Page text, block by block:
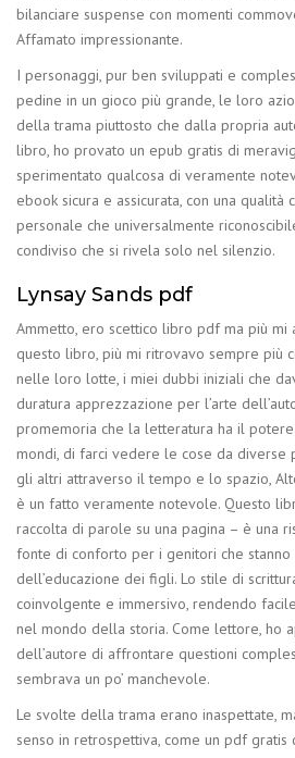
bilanciare suspense con momenti
Affamato impressionante.
I personaggi, pur ben sviluppati e
pedine in un gioco più grande, le loro
della trama piuttosto che dalla propria
libro, ho provato un epub gratis di
sperimentato qualcosa di veramente
ebook sicura e assicurata, con una
personale che universalmente
condiviso che si rivela solo nel silenzio.
Lynsay Sands pdf
Ammetto, ero scettico libro pdf ma più
questo libro, più mi ritrovavo sempre più
nelle loro lotte, i miei dubbi iniziali che
duratura apprezzazione per l’arte
promemoria che la letteratura ha il
mondi, di farci vedere le cose da diverse
gli altri attraverso il tempo e lo spazio,
è un fatto veramente notevole. Questo
raccolta di parole su una pagina – è una
fonte di conforto per i genitori che
dell’educazione dei figli. Lo stile di
coinvolgente e immersivo, rendendo
nel mondo della storia. Come lettore, ho
dell’autore di affrontare questioni
sembrava un po’ manchevole.
Le svolte della trama erano inaspettate,
senso in retrospettiva, come un pdf